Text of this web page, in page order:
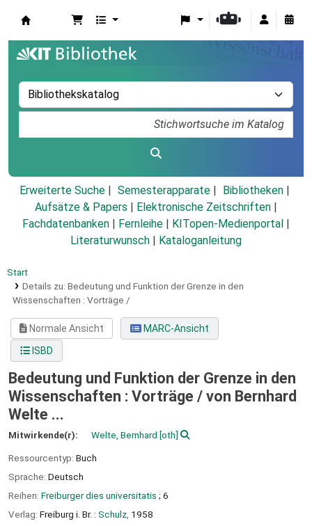
Erweiterte Suche Semesterapparate
Bibliotheken
Aufsätze & Papers
Elektronische Zeitschriften
Fachdatenbanken
Fernleihe KITopen-Medienportal
Literaturwunsch
Kataloganleitung
Start
Details zu: Bedeutung und Funktion der Grenze in den
Wissenschaften : Vorträge /
Normale Ansicht
MARC-Ansicht
ISBD
Bedeutung und Funktion der Grenze in den
Wissenschaften : Vorträge / von Bernhard
Welte ...
Mitwirkende(r): Welte, Bernhard [oth]
Ressourcentyp: Buch
Sprache: Deutsch
Reihen: Freiburger dies universitatis ; 6
Verlag: Freiburg i. Br. : Schulz, 1958